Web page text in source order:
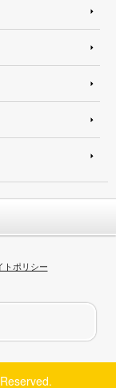
トポリシー